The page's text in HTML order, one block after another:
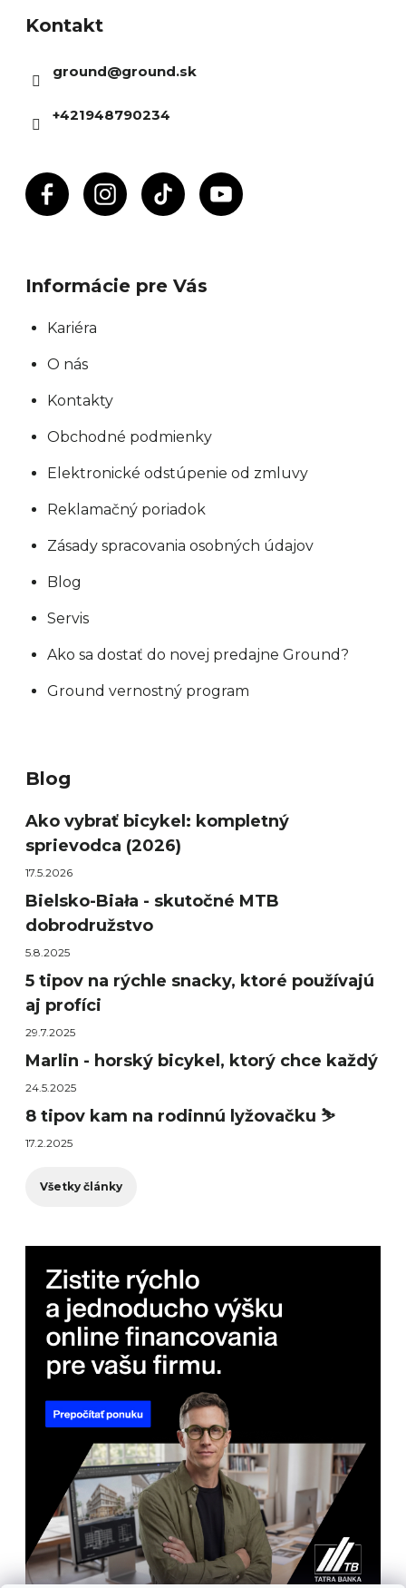
Kontakt
ground@ground.sk
+421948790234
Informácie pre Vás
Kariéra
O nás
Kontakty
Obchodné podmienky
Elektronické odstúpenie od zmluvy
Reklamačný poriadok
Zásady spracovania osobných údajov
Blog
Servis
Ako sa dostať do novej predajne Ground?
Ground vernostný program
Blog
Ako vybrať bicykel: kompletný
sprievodca (2026)
17.5.2026
Bielsko-Biała - skutočné MTB
dobrodružstvo
5.8.2025
5 tipov na rýchle snacky, ktoré používajú
aj profíci
29.7.2025
Marlin - horský bicykel, ktorý chce každý
24.5.2025
8 tipov kam na rodinnú lyžovačku ⛷️
17.2.2025
Všetky články